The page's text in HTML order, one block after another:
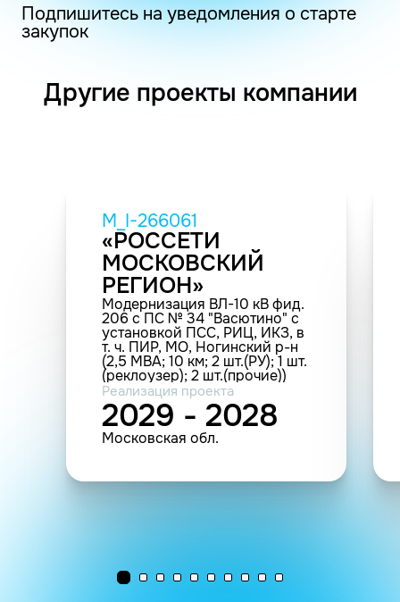
Подпишитесь на уведомления о старте
закупок
Другие проекты компании
M_I-266061
«РОССЕТИ
МОСКОВСКИЙ
РЕГИОН»
Модернизация ВЛ-10 кВ фид.
206 с ПС № 34 "Васютино" с
установкой ПСС, РИЦ, ИКЗ, в
т. ч. ПИР, МО, Ногинский р-н
(2,5 МВА; 10 км; 2 шт.(РУ); 1 шт.
(реклоузер); 2 шт.(прочие))
Реализация проекта
2029 - 2028
Московская обл.